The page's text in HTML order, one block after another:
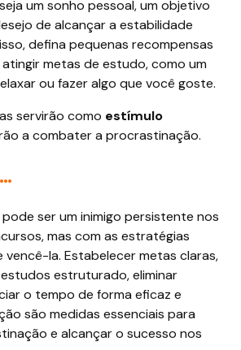
um sonho pessoal, um objetivo
de alcançar a estabilidade
defina pequenas recompensas
metas de estudo, como um
ou fazer algo que você goste.
servirão como estímulo
a combater a procrastinação.
ser um inimigo persistente nos
mas com as estratégias
la. Estabelecer metas claras,
estruturado, eliminar
o tempo de forma eficaz e
são medidas essenciais para
e alcançar o sucesso nos